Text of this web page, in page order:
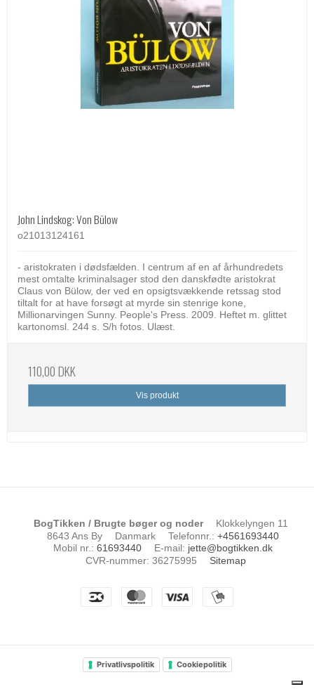
John Lindskog: Von Bülow
o21013124161
- aristokraten i dødsfælden. I centrum af en af århundredets
mest omtalte kriminalsager stod den danskfødte aristokrat
Claus von Bülow, der ved en opsigtsvækkende retssag stod
tiltalt for at have forsøgt at myrde sin stenrige kone,
Millionarvingen Sunny. People's Press. 2009. Heftet m. glittet
kartonomsl. 244 s. S/h fotos. Ulæst.
110,00 DKK
Vis produkt
BogTikken / Brugte bøger og noder
Klokkelyngen 11
8643 Ans By
Danmark Telefonnr. : +4561693440
Mobil nr.: 61693440 E-mail: jette@bogtikken.dk
CVR-nummer: 36275995 Sitemap
Privatlivspolitik Cookiepolitik